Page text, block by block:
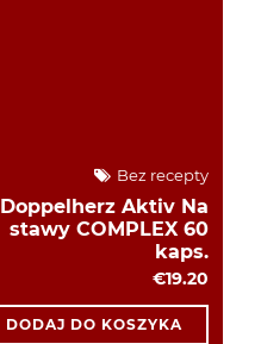
Bez recepty
Doppelherz Aktiv Na
stawy COMPLEX 60
kaps.
€19.20
DODAJ DO KOSZYKA